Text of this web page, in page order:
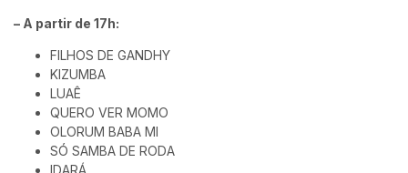
– A partir de 17h:
FILHOS DE GANDHY
KIZUMBA
LUAÊ
QUERO VER MOMO
OLORUM BABA MI
SÓ SAMBA DE RODA
IDARÁ